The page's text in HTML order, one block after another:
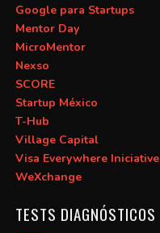
Google para Startups
Mentor Day
MicroMentor
Nexso
SCORE
Startup México
T-Hub
Village Capital
Visa Everywhere Iniciative
WeXchange
TESTS DIAGNÓSTICOS